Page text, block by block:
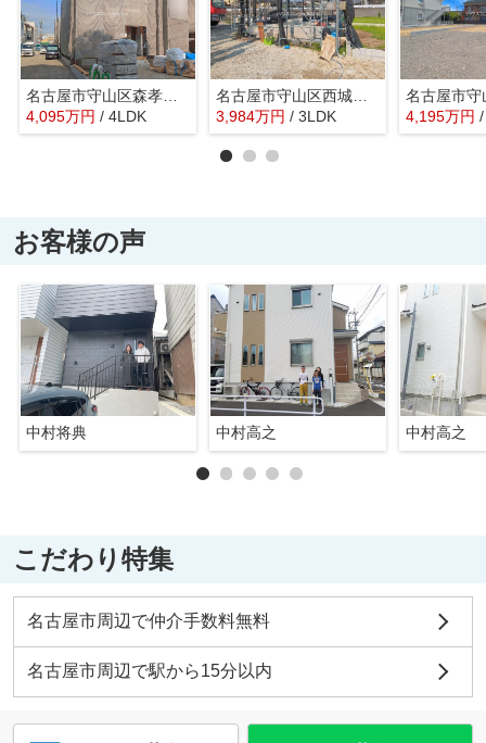
名古屋市守山区森孝２丁目136【仲介手数料無料】新築一戸建て 2号棟
4,095万円 / 4LDK
名古屋市守山区西城１丁目3-21【仲介手数料無料】新築一戸建て 6号棟
3,984万円 / 3LDK 4,195万円
お客様の声
中村将典 中村高之 中村高之
こだわり特集
名古屋市周辺で仲介手数料無料
名古屋市周辺で駅から15分以内